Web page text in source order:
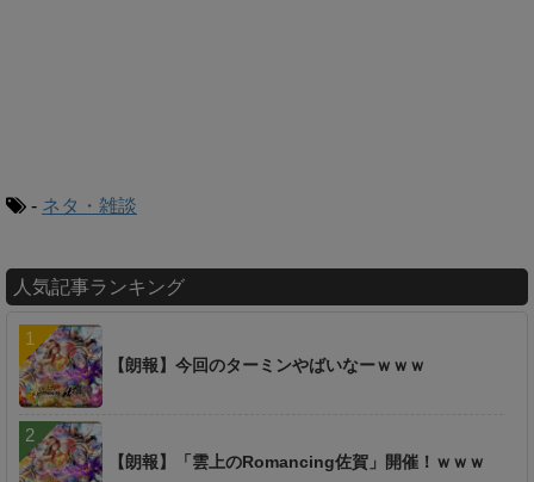
- ネタ・雑談
人気記事ランキング
【朗報】今回のターミンやばいなーｗｗｗ
【朗報】「雲上のRomancing佐賀」開催！ｗｗｗ